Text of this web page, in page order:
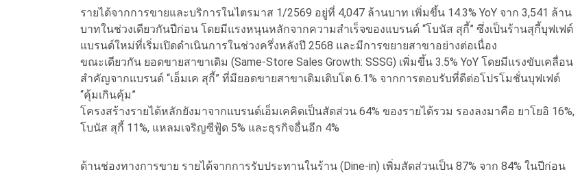
รายได้จากการขายและบริการในไตรมาส 1/2569 อยู่ที่ 4,047 ล้านบาท เพิ่มขึ้น 14.3% YoY จาก 3,541 ล้าน
บาทในช่วงเดียวกันปีก่อน โดยมีแรงหนุนหลักจากความสำเร็จของแบรนด์ “โบนัส สุกี้” ซึ่งเป็นร้านสุกี้บุฟเฟต์
แบรนด์ใหม่ที่เริ่มเปิดดำเนินการในช่วงครึ่งหลังปี 2568 และมีการขยายสาขาอย่างต่อเนื่อง
ขณะเดียวกัน ยอดขายสาขาเดิม (Same-Store Sales Growth: SSSG) เพิ่มขึ้น 3.5% YoY โดยมีแรงขับเคลื่อน
สำคัญจากแบรนด์ “เอ็มเค สุกี้” ที่มียอดขายสาขาเดิมเติบโต 6.1% จากการตอบรับที่ดีต่อโปรโมชั่นบุฟเฟต์
“คุ้มเกินคุ้ม”
โครงสร้างรายได้หลักยังมาจากแบรนด์เอ็มเคคิดเป็นสัดส่วน 64% ของรายได้รวม รองลงมาคือ ยาโยอิ 16%,
โบนัส สุกี้ 11%, แหลมเจริญซีฟู้ด 5% และธุรกิจอื่นอีก 4%
ด้านช่องทางการขาย รายได้จากการรับประทานในร้าน (Dine-in) เพิ่มสัดส่วนเป็น 87% จาก 84% ในปีก่อน